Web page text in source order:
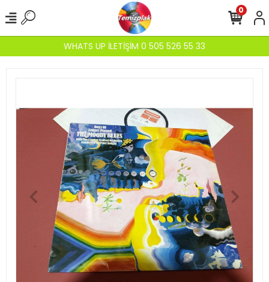
WHATS UP İLETİŞİM 0 505 526 55 33
0